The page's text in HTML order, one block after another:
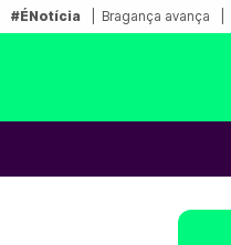
#ÉNotícia Bragança avança